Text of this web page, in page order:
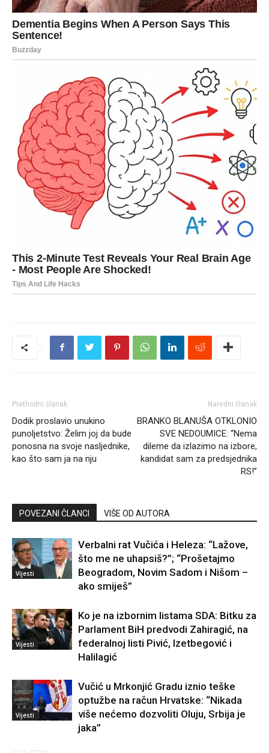
Prethodni članak
Dodik proslavio unukino
punoljetstvo: Želim joj da bude
ponosna na svoje nasljednike,
kao što sam ja na nju
Naredni članak
BRANKO BLANUŠA OTKLONIO
SVE NEDOUMICE: “Nema
dileme da izlazimo na izbore,
kandidat sam za predsjednika
RS!”
POVEZANI ČLANCI VIŠE OD AUTORA
Vijesti
Verbalni rat Vučića i Heleza: “Lažove,
što me ne uhapsiš?”; “Prošetajmo
Beogradom, Novim Sadom i Nišom –
ako smiješ”
Vijesti
Ko je na izbornim listama SDA: Bitku za
Parlament BiH predvodi Zahiragić, na
federalnoj listi Pivić, Izetbegović i
Halilagić
Vijesti
Vučić u Mrkonjić Gradu iznio teške
optužbe na račun Hrvatske: “Nikada
više nećemo dozvoliti Oluju, Srbija je
jaka”